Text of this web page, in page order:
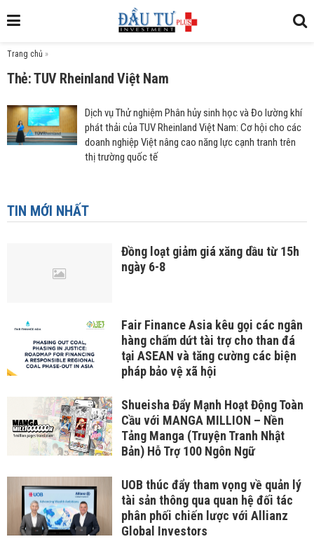
Trang chủ »
Thẻ: TUV Rheinland Việt Nam
Dịch vụ Thử nghiệm Phân hủy sinh học và Đo lường khí
phát thải của TUV Rheinland Việt Nam: Cơ hội cho các
doanh nghiệp Việt nâng cao năng lực cạnh tranh trên
thị trường quốc tế
TIN MỚI NHẤT
Đồng loạt giảm giá xăng dầu từ 15h
ngày 6-8
Fair Finance Asia kêu gọi các ngân
hàng chấm dứt tài trợ cho than đá
tại ASEAN và tăng cường các biện
pháp bảo vệ xã hội
Shueisha Đẩy Mạnh Hoạt Động Toàn
Cầu với MANGA MILLION – Nền
Tảng Manga (Truyện Tranh Nhật
Bản) Hỗ Trợ 100 Ngôn Ngữ
UOB thúc đẩy tham vọng về quản lý
tài sản thông qua quan hệ đối tác
phân phối chiến lược với Allianz
Global Investors